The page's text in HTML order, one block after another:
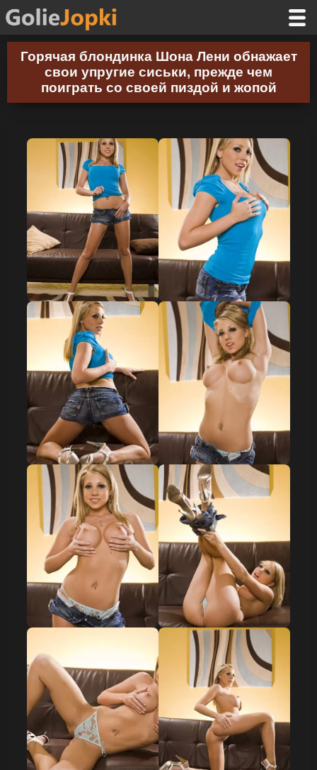
Горячая блондинка Шона Лени обнажает
свои упругие сиськи, прежде чем
поиграть со своей пиздой и жопой